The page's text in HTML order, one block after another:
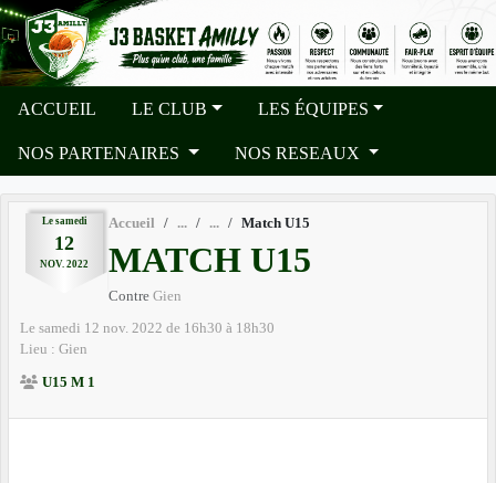
ACCUEIL LE CLUB LES ÉQUIPES
NOS PARTENAIRES NOS RESEAUX
Le samedi
12
NOV. 2022
Accueil Match U15
MATCH U15
Contre Gien
Le samedi 12 nov. 2022 de 16h30 à 18h30
Lieu : Gien
U15 M 1
Panneau de gestion des cookies